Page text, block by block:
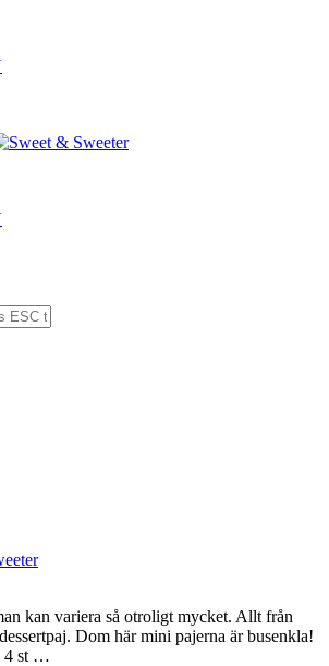
kan variera så otroligt mycket. Allt från
Dom här mini pajerna är busenkla!
4 st …